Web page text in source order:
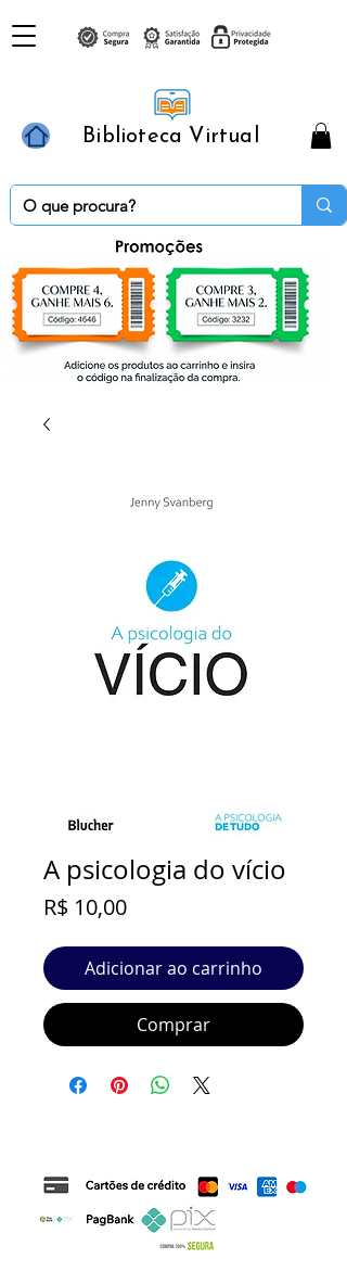
Biblioteca Virtual
A psicologia do vício
R$ 10,00Preço
Adicionar ao carrinho
Comprar